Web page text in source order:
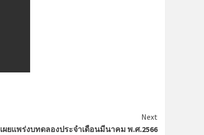
Next
เผยแพร่งบทดลองประจำเดือนมีนาคม พ.ศ.2566